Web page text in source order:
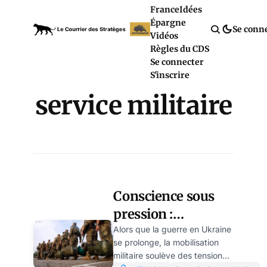
FranceIdées
Épargne
Vidéos
Règles du CDS
Se connecter
S'inscrire
Se
service militaire
Conscience sous
pression :
l’objection au
service militaire en
Alors que la guerre en Ukraine
se prolonge, la mobilisation
militaire soulève des tensions